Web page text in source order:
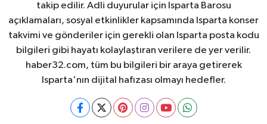
takip edilir. Adli duyurular için Isparta Barosu
açıklamaları, sosyal etkinlikler kapsamında Isparta konser
takvimi ve gönderiler için gerekli olan Isparta posta kodu
bilgileri gibi hayatı kolaylaştıran verilere de yer verilir.
haber32.com, tüm bu bilgileri bir araya getirerek
Isparta'nın dijital hafızası olmayı hedefler.